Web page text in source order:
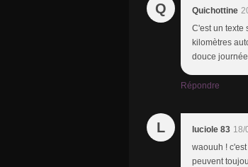
Q Quichottine
C'est un texte
kilomètres
douce journée.
Répondre
L luciole 83 18/
waouuh !
peuvent